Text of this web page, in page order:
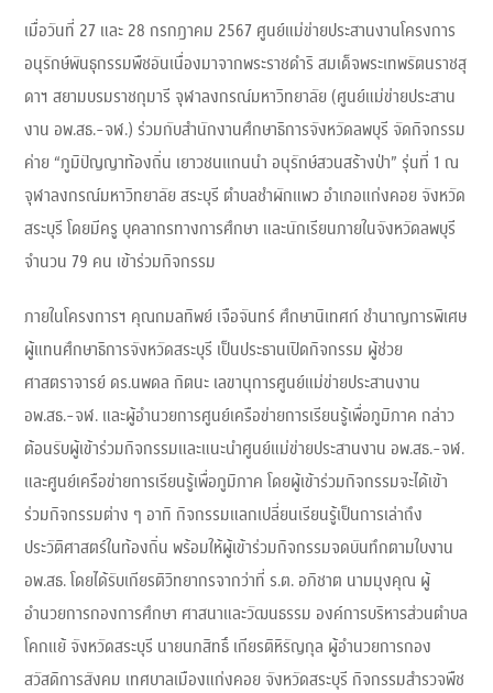
เมื่อวันที่ 27 และ 28 กรกฎาคม 2567 ศูนย์แม่ข่ายประสานงานโครงการ
อนุรักษ์พันธุกรรมพืชอันเนื่องมาจากพระราชดำริ สมเด็จพระเทพรัตนราชสุ
ดาฯ สยามบรมราชกุมารี จุฬาลงกรณ์มหาวิทยาลัย (ศูนย์แม่ข่ายประสาน
งาน อพ.สธ.-จฬ.) ร่วมกับสำนักงานศึกษาธิการจังหวัดลพบุรี จัดกิจกรรม
ค่าย “ภูมิปัญญาท้องถิ่น เยาวชนแกนนำ อนุรักษ์สวนสร้างป่า” รุ่นที่ 1 ณ
จุฬาลงกรณ์มหาวิทยาลัย สระบุรี ตำบลชำผักแพว อำเภอแก่งคอย จังหวัด
สระบุรี โดยมีครู บุคลากรทางการศึกษา และนักเรียนภายในจังหวัดลพบุรี
จำนวน 79 คน เข้าร่วมกิจกรรม
ภายในโครงการฯ คุณกมลทิพย์ เจือจันทร์ ศึกษานิเทศก์ ชำนาญการพิเศษ
ผู้แทนศึกษาธิการจังหวัดสระบุรี เป็นประธานเปิดกิจกรรม ผู้ช่วย
ศาสตราจารย์ ดร.นพดล กิตนะ เลขานุการศูนย์แม่ข่ายประสานงาน
อพ.สธ.-จฬ. และผู้อำนวยการศูนย์เครือข่ายการเรียนรู้เพื่อภูมิภาค กล่าว
ต้อนรับผู้เข้าร่วมกิจกรรมและแนะนำศูนย์แม่ข่ายประสานงาน อพ.สธ.-จฬ.
และศูนย์เครือข่ายการเรียนรู้เพื่อภูมิภาค โดยผู้เข้าร่วมกิจกรรมจะได้เข้า
ร่วมกิจกรรมต่าง ๆ อาทิ กิจกรรมแลกเปลี่ยนเรียนรู้เป็นการเล่าถึง
ประวัติศาสตร์ในท้องถิ่น พร้อมให้ผู้เข้าร่วมกิจกรรมจดบันทึกตามใบงาน
อพ.สธ. โดยได้รับเกียรติวิทยากรจากว่าที่ ร.ต. อภิชาต นามมุงคุณ ผู้
อำนวยการกองการศึกษา ศาสนาและวัฒนธรรม องค์การบริหารส่วนตำบล
โคกแย้ จังหวัดสระบุรี นายนภสิทธิ์ เกียรติหิรัญกุล ผู้อำนวยการกอง
สวัสดิการสังคม เทศบาลเมืองแก่งคอย จังหวัดสระบุรี กิจกรรมสำรวจพืช